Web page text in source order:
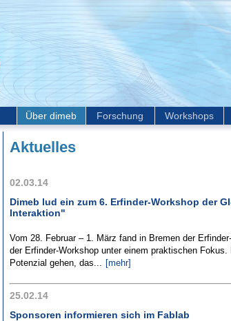
Über dimeb Forschung Workshops
Aktuelles
02.03.14
Dimeb lud ein zum 6. Erfinder-Workshop der
Interaktion"
Vom 28. Februar – 1. März fand in Bremen der
der Erfinder-Workshop unter einem praktischen
Potenzial gehen, das... [mehr]
25.02.14
Sponsoren informieren sich im Fablab